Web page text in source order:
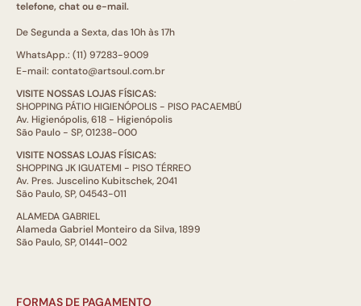
telefone, chat ou e-mail.
De Segunda a Sexta, das 10h às 17h
WhatsApp.: (11) 97283-9009
E-mail: contato@artsoul.com.br
VISITE NOSSAS LOJAS FÍSICAS:
SHOPPING PÁTIO HIGIENÓPOLIS - PISO PACAEMBÚ
Av. Higienópolis, 618 - Higienópolis
São Paulo - SP, 01238-000
VISITE NOSSAS LOJAS FÍSICAS:
SHOPPING JK IGUATEMI - PISO TÉRREO
Av. Pres. Juscelino Kubitschek, 2041
São Paulo, SP, 04543-011
ALAMEDA GABRIEL
Alameda Gabriel Monteiro da Silva, 1899
São Paulo, SP, 01441-002
FORMAS DE PAGAMENTO